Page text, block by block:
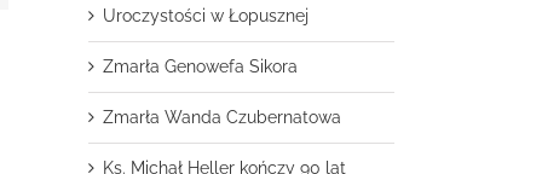
Uroczystości w Łopusznej
Zmarła Genowefa Sikora
Zmarła Wanda Czubernatowa
Ks. Michał Heller kończy 90 lat